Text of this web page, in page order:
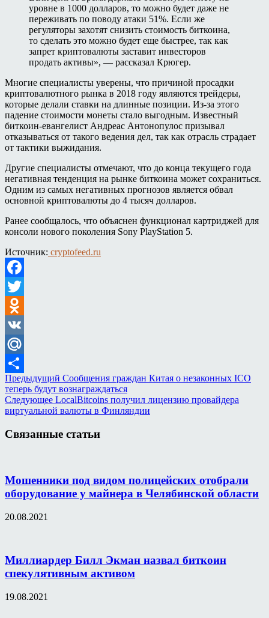
уровне в 1000 долларов, то можно будет даже не
переживать по поводу атаки 51%. Если же
регуляторы захотят снизить стоимость биткоина,
то сделать это можно будет еще быстрее, так как
запрет криптовалюты заставит инвесторов
продать активы», — рассказал Крюгер.
Многие специалисты уверены, что причиной просадки
криптовалютного рынка в 2018 году являются трейдеры,
которые делали ставки на длинные позиции. Из-за этого
падение стоимости монеты стало выгодным. Известный
биткоин-евангелист Андреас Антонопулос призывал
отказываться от такого ведения дел, так как отрасль страдает
от тактики выжидания.
Другие специалисты отмечают, что до конца текущего года
негативная тенденция на рынке биткоина может сохраниться.
Одним из самых негативных прогнозов является обвал
основной криптовалюты до 4 тысяч долларов.
Ранее сообщалось, что объяснен функционал картриджей для
консоли нового поколения Sony PlayStation 5.
Источник: cryptofeed.ru
Facebook
Twitter
Odnoklassniki
VK
Mail.Ru
Отправить
Предыдущий Сообщения граждан Китая о незаконных ICO
теперь будут вознаграждаться
Следующее LocalBitcoins получил лицензию провайдера
виртуальной валюты в Финляндии
Связанные статьи
Мошенники под видом полицейских отобрали
оборудование у майнера в Челябинской области
20.08.2021
Миллиардер Билл Экман назвал биткоин
спекулятивным активом
19.08.2021